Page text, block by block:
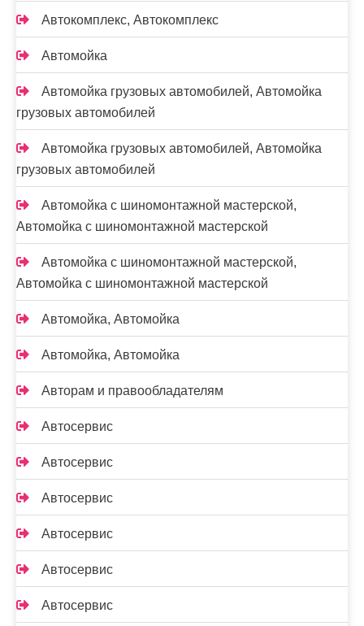
Автокомплекс, Автокомплекс
Автомойка
Автомойка грузовых автомобилей, Автомойка
грузовых автомобилей
Автомойка грузовых автомобилей, Автомойка
грузовых автомобилей
Автомойка с шиномонтажной мастерской,
Автомойка с шиномонтажной мастерской
Автомойка с шиномонтажной мастерской,
Автомойка с шиномонтажной мастерской
Автомойка, Автомойка
Автомойка, Автомойка
Авторам и правообладателям
Автосервис
Автосервис
Автосервис
Автосервис
Автосервис
Автосервис